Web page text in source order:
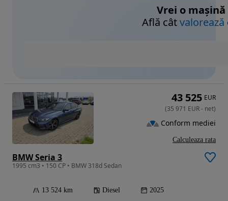
Vrei o mașină
Află câtvalorează
BMW Seria 3
1995 cm3 • 150 CP • BMW 318d Sedan
13 524 km Diesel 2025
43 525 EUR
(35 971 EUR- net)
Conform mediei
Calculeaza rata